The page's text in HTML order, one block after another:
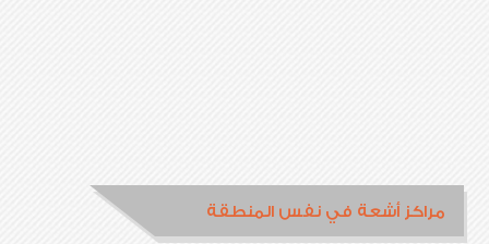
مراكز أشعة في نفس المنطقة